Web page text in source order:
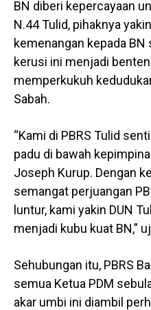
BN diberi kepercayaan
N.44 Tulid, pihaknya
kemenangan kepada
kerusi ini menjadi
memperkukuh
Sabah.
“Kami di PBRS Tulid
padu di bawah
Joseph Kurup. Dengan
semangat perjuangan
luntur, kami yakin DUN
menjadi kubu kuat BN,”
Sehubungan itu, PBRS
semua Ketua PDM
akar umbi ini diambil